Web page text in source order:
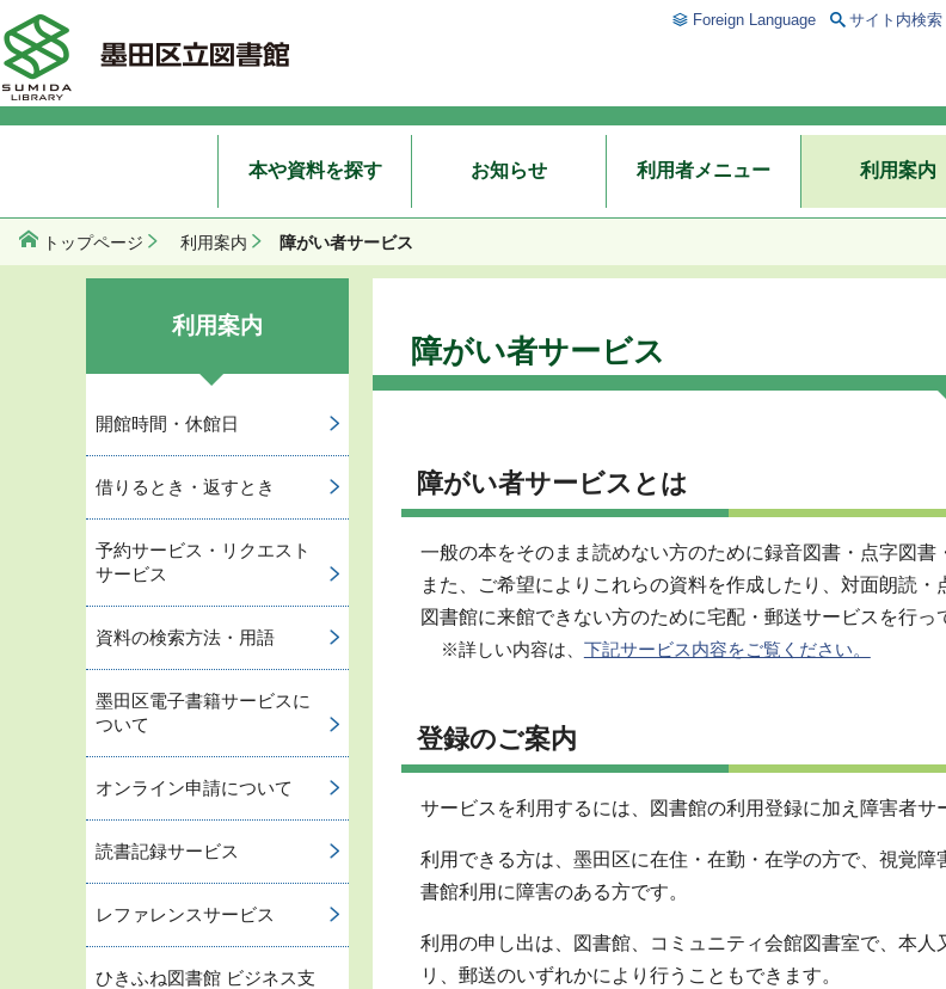
Foreign Language サイト内検索
本や資料を探す お知らせ 利用者メニュー 利用案内
トップページ 利用案内 障がい者サービス
障がい者サービス
障がい者サービスとは
一般の本をそのまま読めない方のために録音図書・点字図書
また、ご希望によりこれらの資料を作成したり、対面朗読・
図書館に来館できない方のために宅配・郵送サービスを行っ
※詳しい内容は、 下記サービス内容をご覧ください。
登録のご案内
サービスを利用するには、図書館の利用登録に加え障害者サ
利用できる方は、墨田区に在住・在勤・在学の方で、視覚
書館利用に障害のある方です。
利用の申し出は、図書館、コミュニティ会館図書室で、本
リ、郵送のいずれかにより行うこともできます。
利用案内
開館時間・休館日
借りるとき・返すとき
予約サービス・リクエスト
サービス
資料の検索方法・用語
墨田区電子書籍サービスに
ついて
オンライン申請について
読書記録サービス
レファレンスサービス
ひきふね図書館 ビジネス支